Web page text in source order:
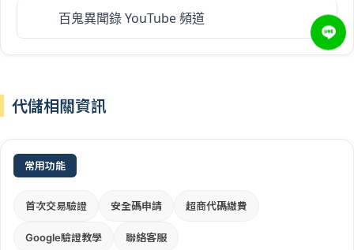
百鬼異聞錄 YouTube 頻道
代儲相關資訊
常用功能
首次交易驗證 安全碼申請 超商代碼繳費
Google驗證教學 聯絡客服